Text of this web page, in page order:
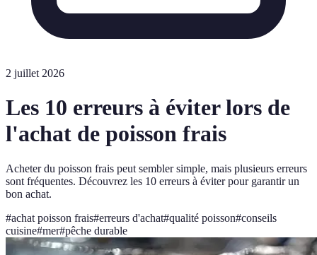
2 juillet 2026
Les 10 erreurs à éviter lors de
l'achat de poisson frais
Acheter du poisson frais peut sembler simple, mais plusieurs erreurs
sont fréquentes. Découvrez les 10 erreurs à éviter pour garantir un
bon achat.
#achat poisson frais#erreurs d'achat#qualité poisson#conseils
cuisine#mer#pêche durable